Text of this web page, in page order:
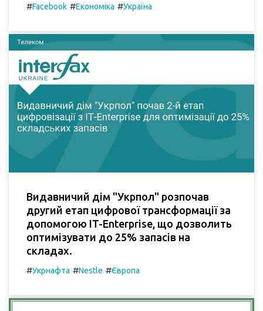
#Facebook #Економіка #Україна
Видавничий дім "Укрпол" розпочав
другий етап цифрової трансформації за
допомогою IT-Enterprise, що дозволить
оптимізувати до 25% запасів на
складах.
#Укрнафта #Nestle #Європа